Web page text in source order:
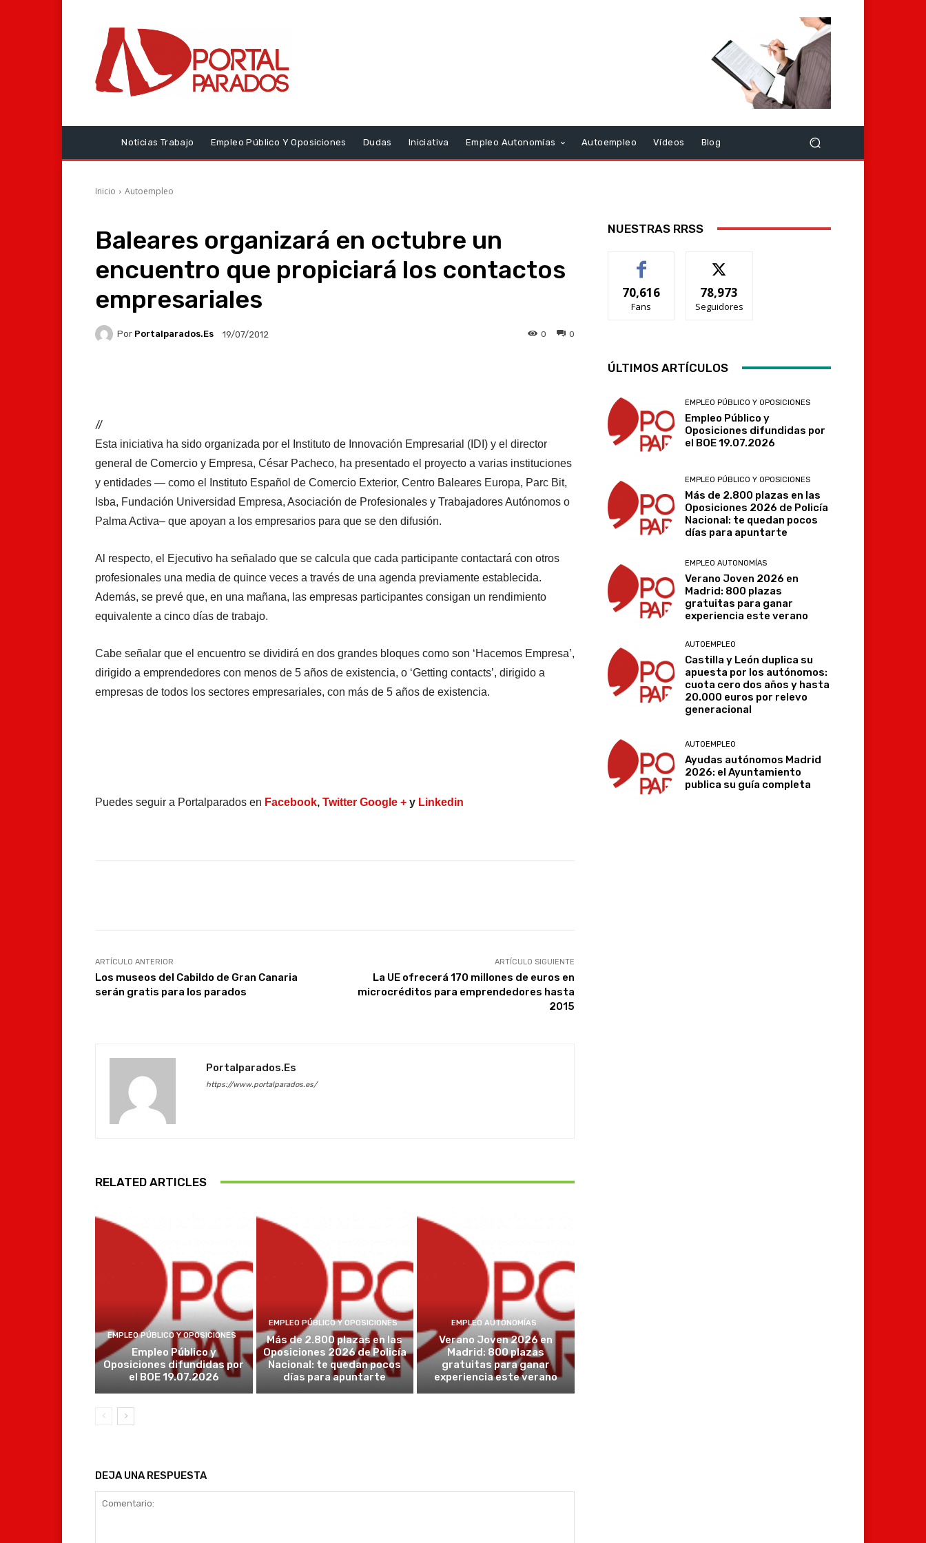
Noticias Trabajo Empleo Público Y Oposiciones Dudas Iniciativa Empleo Autonomías Autoempleo Vídeos Blog
Inicio Autoempleo
Baleares organizará en octubre un
encuentro que propiciará los contactos
empresariales
Por Portalparados.es 19/07/2012 0
0
//
Esta iniciativa ha sido organizada por el Instituto de Innovación Empresarial (IDI) y el director
general de Comercio y Empresa, César Pacheco, ha presentado el proyecto a varias instituciones
y entidades — como el Instituto Español de Comercio Exterior, Centro Baleares Europa, Parc Bit,
Isba, Fundación Universidad Empresa, Asociación de Profesionales y Trabajadores Autónomos o
Palma Activa– que apoyan a los empresarios para que se den difusión.
Al respecto, el Ejecutivo ha señalado que se calcula que cada participante contactará con otros
profesionales una media de quince veces a través de una agenda previamente establecida.
Además, se prevé que, en una mañana, las empresas participantes consigan un rendimiento
equivalente a cinco días de trabajo.
Cabe señalar que el encuentro se dividirá en dos grandes bloques como son ‘Hacemos Empresa’,
dirigido a emprendedores con menos de 5 años de existencia, o ‘Getting contacts’, dirigido a
empresas de todos los sectores empresariales, con más de 5 años de existencia.
Puedes seguir a Portalparados en Facebook, Twitter Google + y Linkedin
ARTÍCULO ANTERIOR
Los museos del Cabildo de Gran Canaria
serán gratis para los parados
ARTÍCULO SIGUIENTE
La UE ofrecerá 170 millones de euros en
microcréditos para emprendedores hasta
2015
Portalparados.es
https://www.portalparados.es/
RELATED ARTICLES
EMPLEO PÚBLICO Y OPOSICIONES
Empleo Público y
Oposiciones difundidas por
el BOE 19.07.2026
EMPLEO PÚBLICO Y OPOSICIONES
Más de 2.800 plazas en las
Oposiciones 2026 de Policía
Nacional: te quedan pocos
días para apuntarte
EMPLEO AUTONOMÍAS
Verano Joven 2026 en
Madrid: 800 plazas
gratuitas para ganar
experiencia este verano
DEJA UNA RESPUESTA
NUESTRAS RRSS
70,616
Fans
78,973
Seguidores
ÚLTIMOS ARTÍCULOS
EMPLEO PÚBLICO Y OPOSICIONES
Empleo Público y
Oposiciones difundidas por
el BOE 19.07.2026
EMPLEO PÚBLICO Y OPOSICIONES
Más de 2.800 plazas en las
Oposiciones 2026 de Policía
Nacional: te quedan pocos
días para apuntarte
EMPLEO AUTONOMÍAS
Verano Joven 2026 en
Madrid: 800 plazas
gratuitas para ganar
experiencia este verano
AUTOEMPLEO
Castilla y León duplica su
apuesta por los autónomos:
cuota cero dos años y hasta
20.000 euros por relevo
generacional
AUTOEMPLEO
Ayudas autónomos Madrid
2026: el Ayuntamiento
publica su guía completa